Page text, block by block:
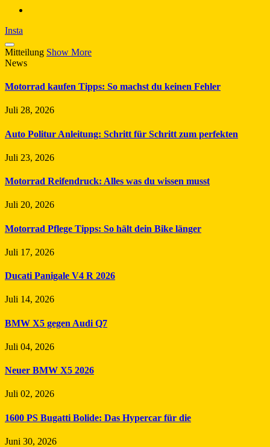
Insta
Mitteilung Show More
News
Motorrad kaufen Tipps: So machst du keinen Fehler
Juli 28, 2026
Auto Politur Anleitung: Schritt für Schritt zum perfekten
Juli 23, 2026
Motorrad Reifendruck: Alles was du wissen musst
Juli 20, 2026
Motorrad Pflege Tipps: So hält dein Bike länger
Juli 17, 2026
Ducati Panigale V4 R 2026
Juli 14, 2026
BMW X5 gegen Audi Q7
Juli 04, 2026
Neuer BMW X5 2026
Juli 02, 2026
1600 PS Bugatti Bolide: Das Hypercar für die
Juni 30, 2026